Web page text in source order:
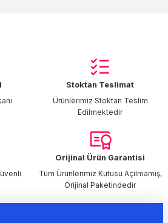
ederiz.
veya görüntülenemiyor.
bilgiler bulunuyor.
daha pahalı.
olmalı.
Stoktan Teslimat
Ürünlerimiz Stoktan Teslim
Edilmektedir
Orijinal Ürün Garantisi
Tüm Ürünlerimiz Kutusu Açılmamış,
Orijinal Paketindedir